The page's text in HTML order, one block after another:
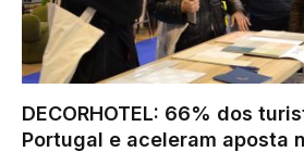
DECORHOTEL: 66% dos
Portugal e aceleram aposta